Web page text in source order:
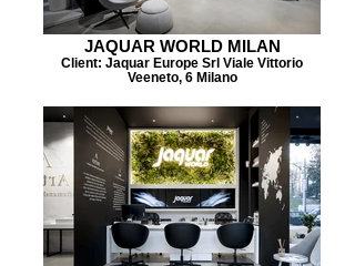
JAQUAR WORLD MILAN
Client: Jaquar Europe Srl Viale Vittorio
Veeneto, 6 Milano